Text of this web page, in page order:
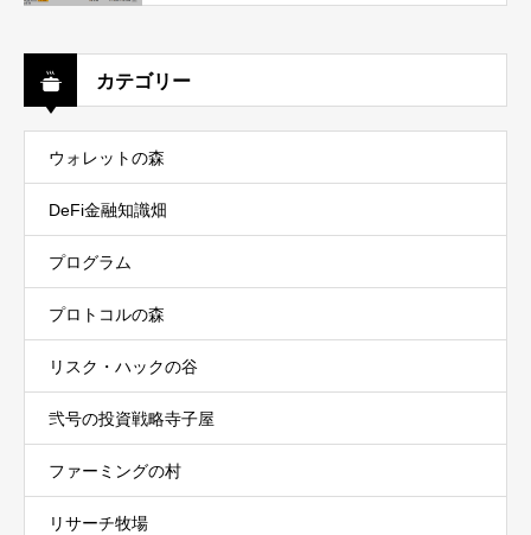
カテゴリー
ウォレットの森
DeFi金融知識畑
プログラム
プロトコルの森
リスク・ハックの谷
弐号の投資戦略寺子屋
ファーミングの村
リサーチ牧場